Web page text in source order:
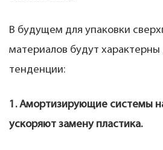
В будущем для упаковки
материалов будут
тенденции:
1. Амортизирующие системы
ускоряют замену пластика.